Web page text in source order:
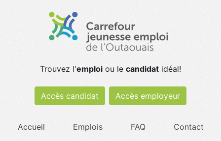
Trouvez l'emploi ou le candidat idéal!
Accès candidat Accès employeur
Accueil Emplois FAQ
Contact